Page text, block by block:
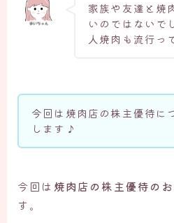
家族や友達と焼
いのではないで
人焼肉も流行っ
今回は焼肉店の株主優待に
します♪
今回は 焼肉店の株主優待の
す。